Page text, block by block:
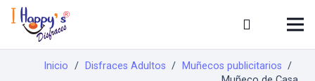
Inicio / Disfraces Adultos / Muñecos publicitarios /